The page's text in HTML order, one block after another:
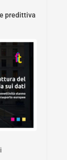
predittiva